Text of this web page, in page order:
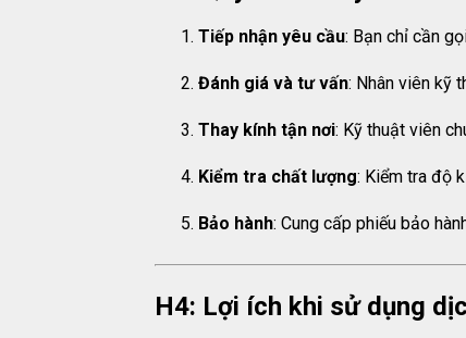
Tiếp nhận yêu cầu: Bạn chỉ cần
Đánh giá và tư vấn: Nhân viên kỹ
Thay kính tận nơi: Kỹ thuật viên
Kiểm tra chất lượng: Kiểm tra độ
Bảo hành: Cung cấp phiếu bảo
H4: Lợi ích khi sử dụng